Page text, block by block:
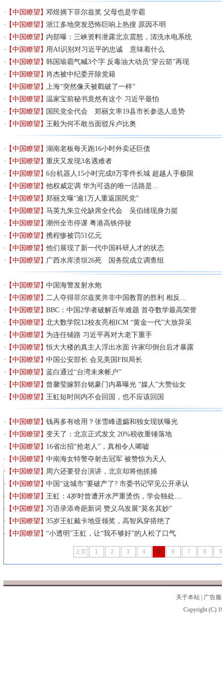
【中国瞭望】邓煜摘下菲尔兹奖 父母也是学霸
【中国瞭望】浙江多地突发恐怖巨响上热搜 原因不明
【中国瞭望】内部曝：三峡资料泄露北京震怒，清洗水电系统
【中国瞭望】用AI识别对习近平的忠诚 意味着什么
【中国瞭望】韩国瑜霸气喊3个字 反毒油大动员“穿云箭”再现
【中国瞭望】肖杰被中纪委开除党籍
【中国瞭望】上海“突然像天被戳破了一样”
【中国瞭望】温家宝前秘书竟然有这个 习近平最怕
【中国瞭望】 国民党全代会 郑丽文率19县市长参选人造势
【中国瞭望】王毅为何不敢当面驳斥卢比奥
【中国瞭望】湖南老板每天跑16小时外卖还巨债
【中国瞭望】重庆又发现3名遇难者
【中国瞭望】6台机器人15小时完成8万零件长城 超越人手极限
【中国瞭望】他权威定调 华为可选的唯一活路是…
【中国瞭望】郑丽文曝“逾1万人重返国民党”
【中国瞭望】马英九朱立伦缺席全代会 吴伯雄现身力挺
【中国瞭望】潮州全市停课 粤港高铁停驶
【中国瞭望】携程惨被罚51亿元
【中国瞭望】他们展现了新一代中国科研人才的状态
【中国瞭望】广西水库溃坝26死 国务院成立调查组
【中国瞭望】中国海警发射水炮
【中国瞭望】二人夺得菲尔兹奖并非中国教育的胜利 相反…
【中国瞭望】BBC：中国2学者破解百年难题 首夺数学最高荣誉
【中国瞭望】北大数学院12校友亮相ICM “黄金一代”大放异采
【中国瞭望】为连任铺路 习近平再对大老下重手
【中国瞭望】恒大大楼的真主人浮出水面 许家印倒台后才暴露
【中国瞭望】中国公安部长 会见美国FBI局长
【中国瞭望】蓝白通过“台湾未来帐户”
【中国瞭望】曾馨莹嫁郭台铭豪门内幕曝光 “媒人”大赞仙女
【中国瞭望】王虹短时间内不会回国，也不应该回国
【中国瞭望】钱再多有啥用？张雪峰遗孀和独女现状曝光
【中国瞭望】变天了：北京正式发文 20%税收重锤落地
【中国瞭望】16省出招“抢老人”，真相令人唏嘘
【中国瞭望】中南海女特警夺射击冠军 被赞惊为天人
【中国瞭望】周六还要登台演讲，北京却将他抓捕
【中国瞭望】中国“这城市”要破产了? 市委书记罕见公开承认
【中国瞭望】王虹：4岁时曾遭开水严重烫伤，学会独处....
【中国瞭望】习语录添奇葩新词 赞义乌发展“莫名其妙”
【中国瞭望】35岁王虹戴卡地亚领奖，高智风穿搭绝了
【中国瞭望】“小透明”王虹，让“我不够好”的人松了口气
上页 1 2 3 4 5 6 7 8 9
关于本站
广告
Copyright (C)